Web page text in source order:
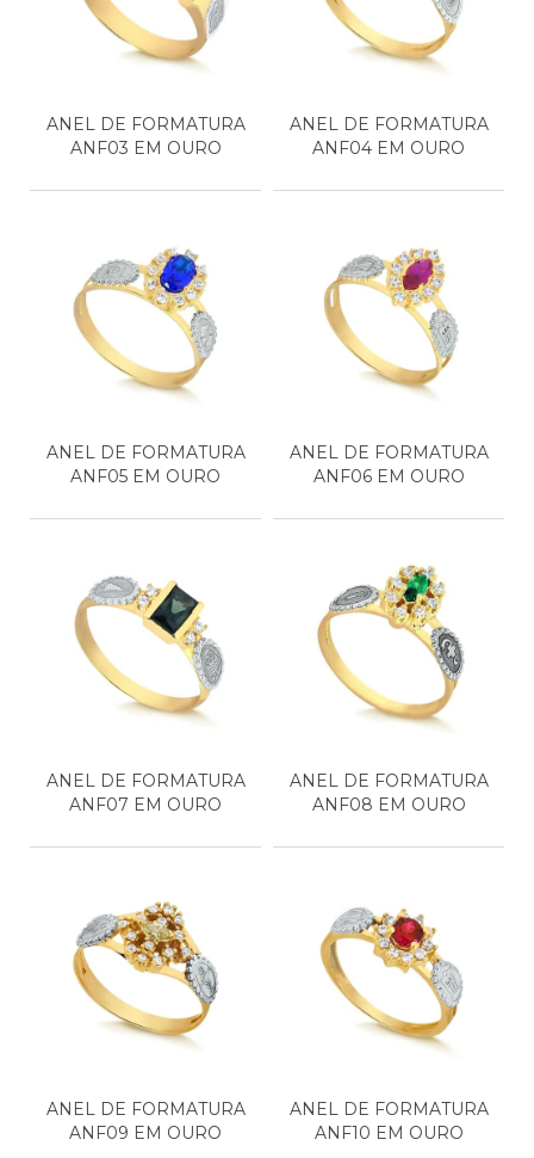
ANEL DE FORMATURA
ANF03 EM OURO
ANEL DE FORMATURA
ANF04 EM OURO
ANEL DE FORMATURA
ANF05 EM OURO
ANEL DE FORMATURA
ANF06 EM OURO
ANEL DE FORMATURA
ANF07 EM OURO
ANEL DE FORMATURA
ANF08 EM OURO
ANEL DE FORMATURA
ANF09 EM OURO
ANEL DE FORMATURA
ANF10 EM OURO